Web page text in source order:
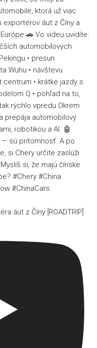
áut z Číny [ROADTRIP]